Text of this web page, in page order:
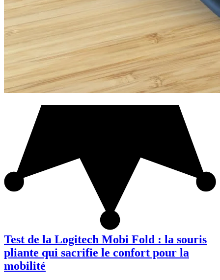
Test de la Logitech Mobi Fold : la souris
pliante qui sacrifie le confort pour la
mobilité